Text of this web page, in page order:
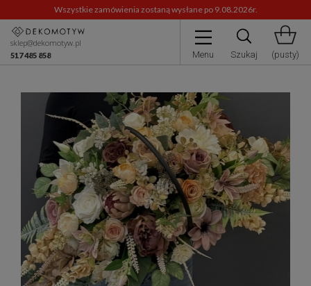
Wszystkie zamówienia zostaną wysłane po 9.08.2026r.
Menu Szukaj (pusty)
sklep@dekomotyw.pl
517 485 858